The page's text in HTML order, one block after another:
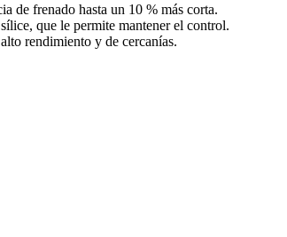
de frenado hasta un 10 % más corta.
que le permite mantener el control.
rendimiento y de cercanías.